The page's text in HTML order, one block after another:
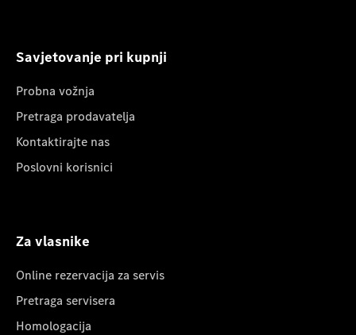
Savjetovanje pri kupnji
Probna vožnja
Pretraga prodavatelja
Kontaktirajte nas
Poslovni korisnici
Za vlasnike
Online rezervacija za servis
Pretraga servisera
Homologacija